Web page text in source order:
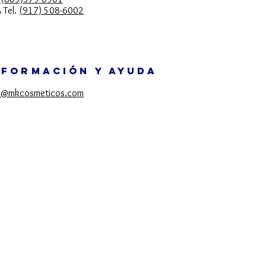
Tel. (917) 508-6002
Y AYUDA